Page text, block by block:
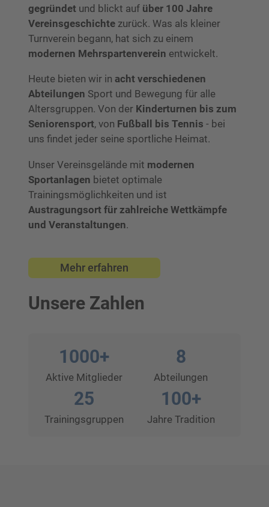
gegründetund blickt auf über 100 Jahre
Vereinsgeschichtezurück. Was als kleiner
Turnverein begann, hat sich zu einem
modernen Mehrspartenverein entwickelt.
Heute bieten wir in acht verschiedenen
Abteilungen Sport und Bewegung für alle
Altersgruppen. Von der Kinderturnen bis zum
Seniorensport, von Fußball bis Tennis - bei
uns findet jeder seine sportliche Heimat.
Unser Vereinsgelände mit modernen
Sportanlagen bietet optimale
Trainingsmöglichkeiten und ist
Austragungsort für zahlreiche Wettkämpfe
und Veranstaltungen.
Mehr erfahren
Unsere Zahlen
1000+
Aktive Mitglieder
8
Abteilungen
25
Trainingsgruppen
100+
Jahre Tradition